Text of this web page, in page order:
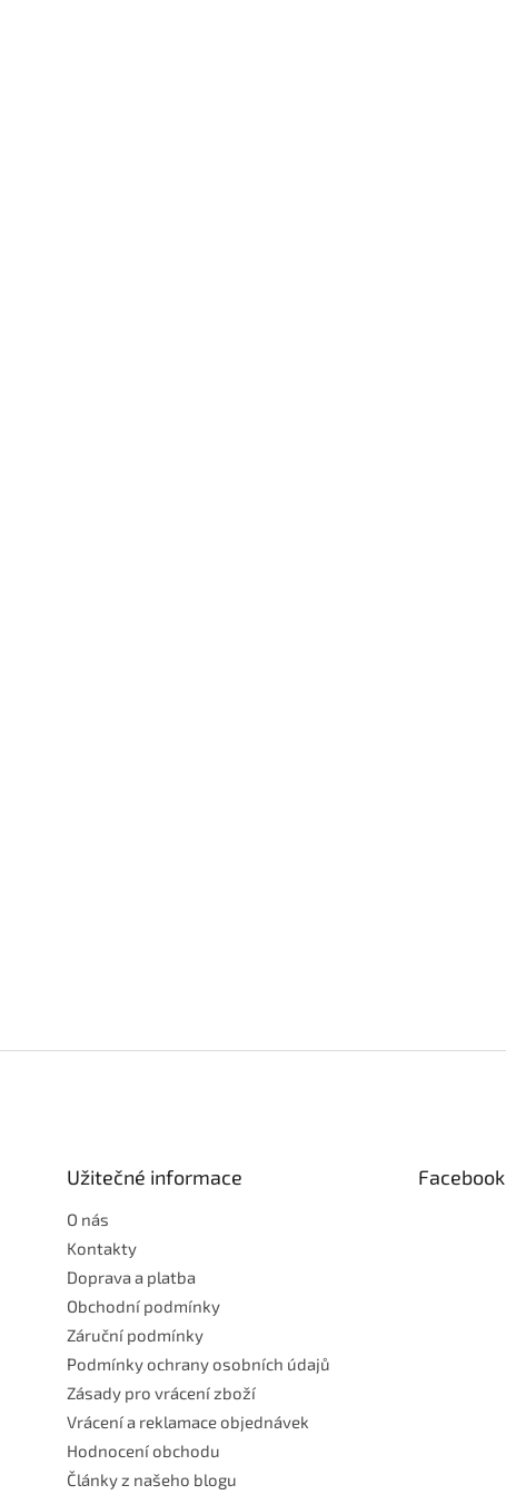
Užitečné informace
O nás
Kontakty
Doprava a platba
Obchodní podmínky
Záruční podmínky
Podmínky ochrany osobních údajů
Zásady pro vrácení zboží
Vrácení a reklamace objednávek
Hodnocení obchodu
Články z našeho blogu
Facebook